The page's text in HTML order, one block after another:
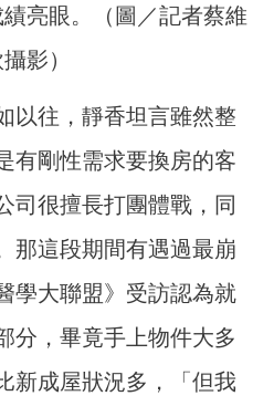
亮眼。（圖／記者蔡維
影）
以往，靜香坦言雖然整
有剛性需求要換房的客
司很擅長打團體戰，同
那這段期間有遇過最崩
學大聯盟》受訪認為就
分，畢竟手上物件大多
新成屋狀況多，「但我